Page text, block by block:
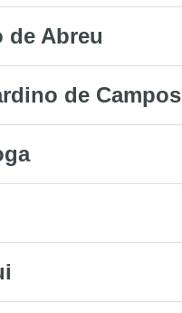
de Abreu
de Campos